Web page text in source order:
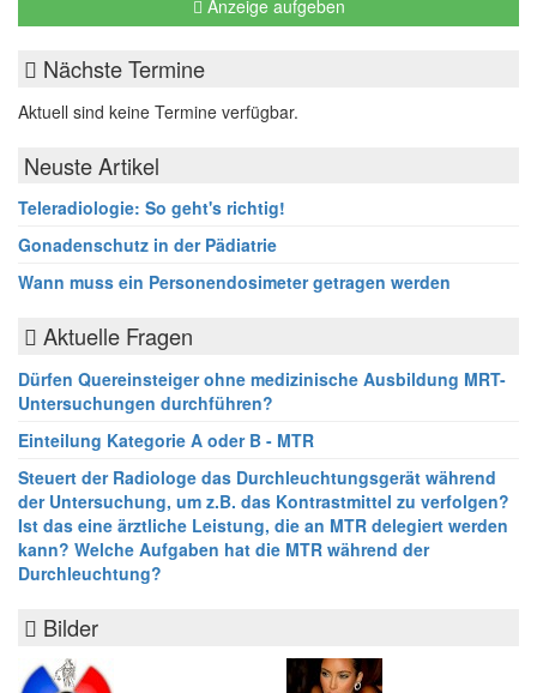
Anzeige aufgeben
Nächste Termine
Aktuell sind keine Termine verfügbar.
Neuste Artikel
Teleradiologie: So geht's richtig!
Gonadenschutz in der Pädiatrie
Wann muss ein Personendosimeter getragen werden
Aktuelle Fragen
Dürfen Quereinsteiger ohne medizinische Ausbildung MRT-
Untersuchungen durchführen?
Einteilung Kategorie A oder B - MTR
Steuert der Radiologe das Durchleuchtungsgerät während
der Untersuchung, um z.B. das Kontrastmittel zu verfolgen?
Ist das eine ärztliche Leistung, die an MTR delegiert werden
kann? Welche Aufgaben hat die MTR während der
Durchleuchtung?
Bilder